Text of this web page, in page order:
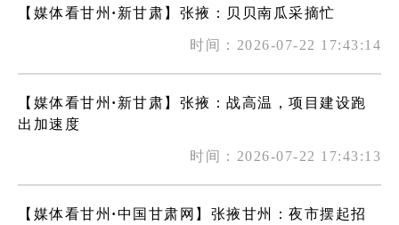
【媒体看甘州·新甘肃】张掖：贝贝南瓜采摘忙
时间：2026-07-22 17:43:14
【媒体看甘州·新甘肃】张掖：战高温，项目建设跑
出加速度
时间：2026-07-22 17:43:13
【媒体看甘州·中国甘肃网】张掖甘州：夜市摆起招